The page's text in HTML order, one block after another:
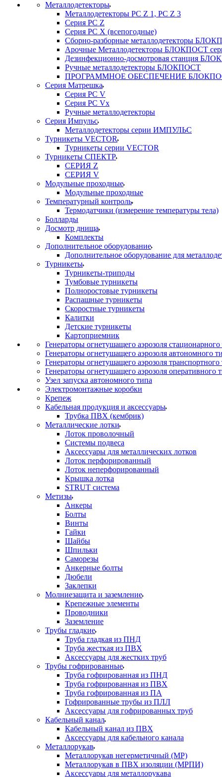
Металлодетекторы
Металлодетекторы РС Z 1, PC Z 3
Серия РС Z
Серия РС X (всепогодные)
Сборно-разборные металлодетекторы
Арочные Металлодетекторы БЛОКПОСТ
Дезинфекционно-досмотровая станция
Ручные металлодетекторы БЛОКПОСТ
ПРОГРАММНОЕ ОБЕСПЕЧЕНИЕ
Серия Матрешка
Серия PC V
Серия PC Vx
Ручные металлодетекторы
Серия Импульс
Металлодетекторы серии ИМПУЛЬС
Турникеты VECTOR
Турникеты серии VECTOR
Турникеты СПЕКТР
СЕРИЯ Z
СЕРИЯ V
Модульные проходные
Модульные проходные
Температурный контроль
Термодатчики (измерение температуры тела)
Болларды
Досмотр днища
Комплекты
Дополнительное оборудование
Дополнительное оборудование для
Турникеты
Турникеты-триподы
Тумбовые турникеты
Полноростовые турникеты
Распашные турникеты
Скоростные турникеты
Калитки
Детские турникеты
Картоприемник
Генераторы огнетушащего аэрозоля стационарного
Генераторы огнетушащего аэрозоля автономного
Генераторы огнетушащего аэрозоля транспортного
Генераторы огнетушащего аэрозоля оперативного
Узел запуска автономного типа
Электромонтажные коробки
Крепеж
Кабельная продукция и аксессуары
Трубка ПВХ (кембрик)
Металлические лотки
Лоток проволочный
Системы подвеса
Аксессуары для металлических лотков
Лоток перфорированный
Лоток неперфорированный
Крышка лотка
STRUT система
Метизы
Анкеры
Болты
Винты
Гайки
Шайбы
Шпильки
Саморезы
Анкерные болты
Дюбели
Заклепки
Молниезащита и заземление
Крепежные элементы
Проводники
Заземление
Трубы гладкие
Труба гладкая из ПНД
Труба жесткая из ПВХ
Аксессуары для жестких труб
Трубы гофрированные
Труба гофрированная из ПНД
Труба гофрированная из ПВХ
Труба гофрированная из ПА
Гофрированные трубы из ПЛЛ
Аксессуары для гофрированных труб
Кабельный канал
Кабельный канал из ПВХ
Аксессуары для кабельного канала
Металлорукав
Металлорукав негерметичный (МР)
Металлорукав в ПВХ изоляции (МРПИ)
Аксессуары для металлорукава